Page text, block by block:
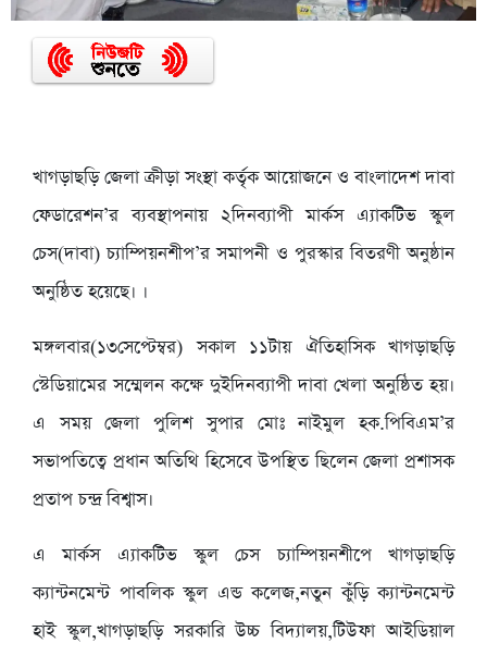
খাগড়াছড়ি জেলা ক্রীড়া সংস্থা কর্তৃক আয়োজনে ও বাংলাদেশ দাবা
ফেডারেশন’র ব্যবস্থাপনায় ২দিনব্যাপী মার্কস এ্যাকটিভ স্কুল
চেস(দাবা) চ্যাম্পিয়নশীপ’র সমাপনী ও পুরস্কার বিতরণী অনুষ্ঠান
অনুষ্ঠিত হয়েছে। ।
মঙ্গলবার(১৩সেপ্টেম্বর) সকাল ১১টায় ঐতিহাসিক খাগড়াছড়ি
স্টেডিয়ামের সম্মেলন কক্ষে দুইদিনব্যাপী দাবা খেলা অনুষ্ঠিত হয়।
এ সময় জেলা পুলিশ সুপার মোঃ নাইমুল হক.পিবিএম’র
সভাপতিত্বে প্রধান অতিথি হিসেবে উপস্থিত ছিলেন জেলা প্রশাসক
প্রতাপ চন্দ্র বিশ্বাস।
এ মার্কস এ্যাকটিভ স্কুল চেস চ্যাম্পিয়নশীপে খাগড়াছড়ি
ক্যান্টনমেন্ট পাবলিক স্কুল এন্ড কলেজ,নতুন কুঁড়ি ক্যান্টনমেন্ট
হাই স্কুল,খাগড়াছড়ি সরকারি উচ্চ বিদ্যালয়,টিউফা আইডিয়াল